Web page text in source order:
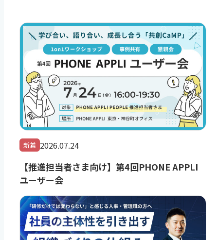
新着 2026.07.24
【推進担当者さま向け】第4回PHONE APPLI
ユーザー会